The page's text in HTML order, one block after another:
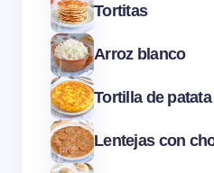
Tortitas
Arroz blanco
Tortilla de patata
Lentejas con